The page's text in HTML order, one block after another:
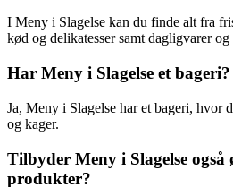
I Meny i Slagelse kan du finde alt fra
kød og delikatesser samt dagligvarer
Har Meny i Slagelse et bageri?
Ja, Meny i Slagelse har et bageri, hvor
og kager.
Tilbyder Meny i Slagelse også
produkter?